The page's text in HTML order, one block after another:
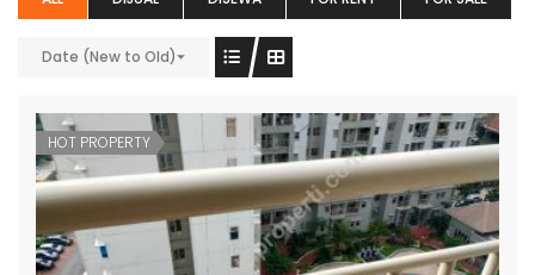
Date (New to Old)
HOT PROPERTY